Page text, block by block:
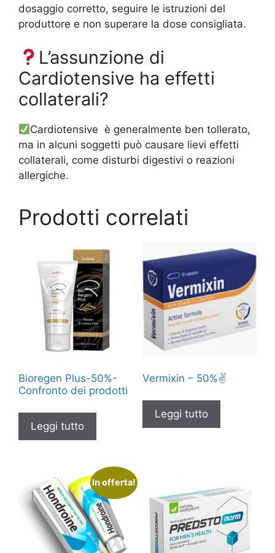
dosaggio corretto, seguire le istruzioni del
produttore e non superare la dose consigliata.
L’assunzione di
Cardiotensive ha effetti
collaterali?
Cardiotensive è generalmente ben tollerato,
ma in alcuni soggetti può causare lievi effetti
collaterali, come disturbi digestivi o reazioni
allergiche.
Prodotti correlati
Bioregen Plus-50%-
Confronto dei prodotti
Leggi tutto
Vermixin – 50%✌️
Leggi tutto
In offerta!